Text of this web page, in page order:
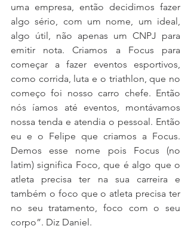
uma empresa, então decidimos fazer
algo sério, com um nome, um ideal,
algo útil, não apenas um CNPJ para
emitir nota. Criamos a Focus para
começar a fazer eventos esportivos,
como corrida, luta e o triathlon, que no
começo foi nosso carro chefe. Então
nós íamos até eventos, montávamos
nossa tenda e atendia o pessoal. Então
eu e o Felipe que criamos a Focus.
Demos esse nome pois Focus (no
latim) significa Foco, que é algo que o
atleta precisa ter na sua carreira e
também o foco que o atleta precisa ter
no seu tratamento, foco com o seu
corpo”. Diz Daniel.